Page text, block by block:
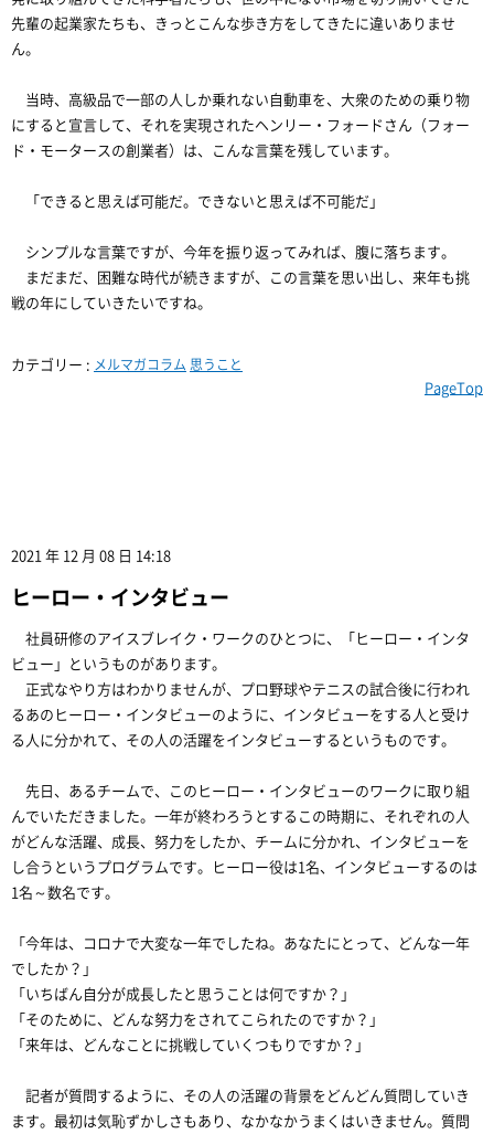
先輩の起業家たちも、きっとこんな歩き方をしてきたに違いありませ
ん。
当時、高級品で一部の人しか乗れない自動車を、大衆のための乗り物
にすると宣言して、それを実現されたヘンリー・フォードさん（フォー
ド・モータースの創業者）は、こんな言葉を残しています。
「できると思えば可能だ。できないと思えば不可能だ」
シンプルな言葉ですが、今年を振り返ってみれば、腹に落ちます。
まだまだ、困難な時代が続きますが、この言葉を思い出し、来年も挑
戦の年にしていきたいですね。
カテゴリー : メルマガコラム 思うこと
PageTop
2021 年 12 月 08 日 14:18
ヒーロー・インタビュー
社員研修のアイスブレイク・ワークのひとつに、「ヒーロー・インタ
ビュー」というものがあります。
正式なやり方はわかりませんが、プロ野球やテニスの試合後に行われ
るあのヒーロー・インタビューのように、インタビューをする人と受け
る人に分かれて、その人の活躍をインタビューするというものです。
先日、あるチームで、このヒーロー・インタビューのワークに取り組
んでいただきました。一年が終わろうとするこの時期に、それぞれの人
がどんな活躍、成長、努力をしたか、チームに分かれ、インタビューを
し合うというプログラムです。ヒーロー役は1名、インタビューするのは
1名～数名です。
「今年は、コロナで大変な一年でしたね。あなたにとって、どんな一年
でしたか？」
「いちばん自分が成長したと思うことは何ですか？」
「そのために、どんな努力をされてこられたのですか？」
「来年は、どんなことに挑戦していくつもりですか？」
記者が質問するように、その人の活躍の背景をどんどん質問していき
ます。最初は気恥ずかしさもあり、なかなかうまくはいきません。質問